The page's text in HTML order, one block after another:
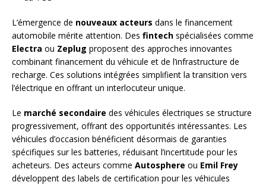
L’émergence de nouveaux acteurs dans le financement
automobile mérite attention. Des fintech spécialisées comme
Electra ou Zeplug proposent des approches innovantes
combinant financement du véhicule et de l’infrastructure de
recharge. Ces solutions intégrées simplifient la transition vers
l’électrique en offrant un interlocuteur unique.
Le marché secondaire des véhicules électriques se structure
progressivement, offrant des opportunités intéressantes. Les
véhicules d’occasion bénéficient désormais de garanties
spécifiques sur les batteries, réduisant l’incertitude pour les
acheteurs. Des acteurs comme Autosphere ou Emil Frey
développent des labels de certification pour les véhicules